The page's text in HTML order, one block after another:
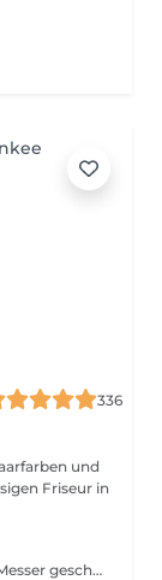
336
Der Calligraphy Cut wird mit einem speziellen Messer geschnitten, dem Calligraphen. Mit dem Calligraphen wird das Haar mit leichten Bewegungen in Wuchsrichtung schräg angeschnitten. Der Calligraphy Cut sorgt dafür, dass die Haarspitzen sich gegenseitig stützen. Der Calligraphy Cut ermöglicht das Schönschneiden der Haare in bislang einzigartiger Präzision.